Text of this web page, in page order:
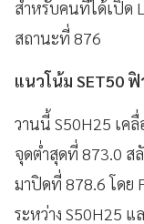
สำหรับคนที่ได้เปิด
สถานะที่ 876
แนวโน้ม SET50 ฟิ
วานนี้ S50H25 เคลื่
จุดต่ำสุดที่ 873.0 ส
มาปิดที่ 878.6 โดย
ระหว่าง S50H25 แ